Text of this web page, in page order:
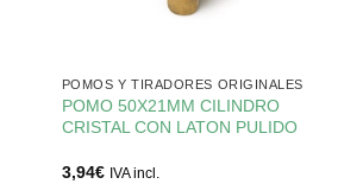
POMOS Y TIRADORES ORIGINALES
POMO 50X21MM CILINDRO
CRISTAL CON LATON PULIDO
3,94€ IVA incl.